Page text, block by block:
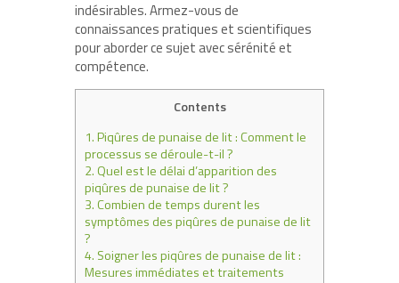
indésirables. Armez-vous de
connaissances pratiques et scientifiques
pour aborder ce sujet avec sérénité et
compétence.
Contents
1.Piqûres de punaise de lit : Comment le
processus se déroule-t-il ?
2.Quel est le délai d’apparition des
piqûres de punaise de lit ?
3.Combien de temps durent les
symptômes des piqûres de punaise de lit
?
4. Soigner les piqûres de punaise de lit :
Mesures immédiates et traitements